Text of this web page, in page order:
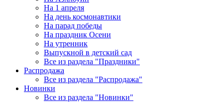
На 1 апреля
На день космонавтики
На парад победы
На праздник Осени
На утренник
Выпускной в детский сад
Все из раздела "Праздники"
Распродажа
Все из раздела "Распродажа"
Новинки
Все из раздела "Новинки"